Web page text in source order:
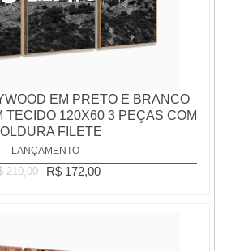
EM PRETO E BRANCO
TECIDO 120X60 3 PEÇAS COM
FILETE
LANÇAMENTO
210,00 R$ 172,00